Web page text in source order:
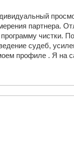
партнера.
чистки.
судеб,
профиле . Я на